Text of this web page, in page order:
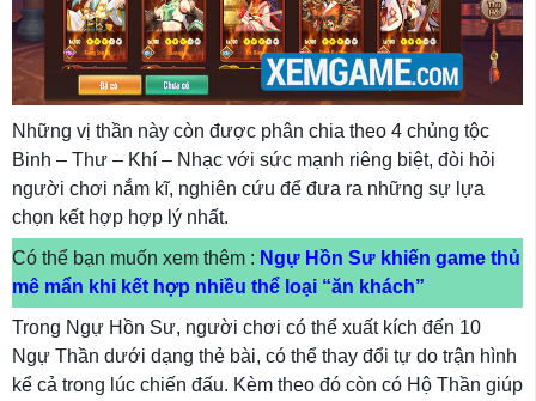
Những vị thần này còn được phân chia theo 4 chủng tộc
Binh – Thư – Khí – Nhạc với sức mạnh riêng biệt, đòi hỏi
người chơi nắm kĩ, nghiên cứu để đưa ra những sự lựa
chọn kết hợp hợp lý nhất.
Có thể bạn muốn xem thêm : Ngự Hồn Sư khiến game thủ
mê mẩn khi kết hợp nhiều thể loại “ăn khách”
Trong Ngự Hồn Sư, người chơi có thể xuất kích đến 10
Ngự Thần dưới dạng thẻ bài, có thể thay đổi tự do trận hình
kể cả trong lúc chiến đấu. Kèm theo đó còn có Hộ Thần giúp